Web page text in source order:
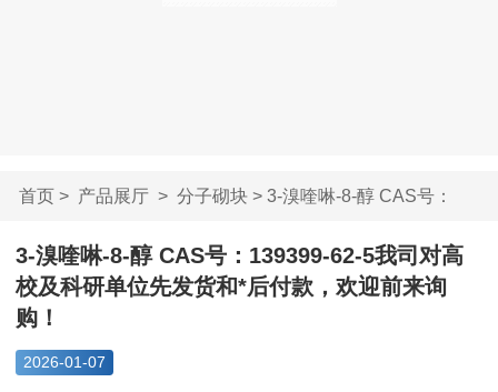
首页> 产品展厅> 分子砌块> 3-溴喹啉-8-醇 CAS号：
139399-...
3-溴喹啉-8-醇 CAS号：139399-62-5我司对高
校及科研单位先发货和*后付款，欢迎前来询
购！
2026-01-07